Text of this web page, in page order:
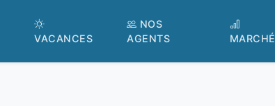
VACANCES
NOS
AGENTS
MARCHÉ